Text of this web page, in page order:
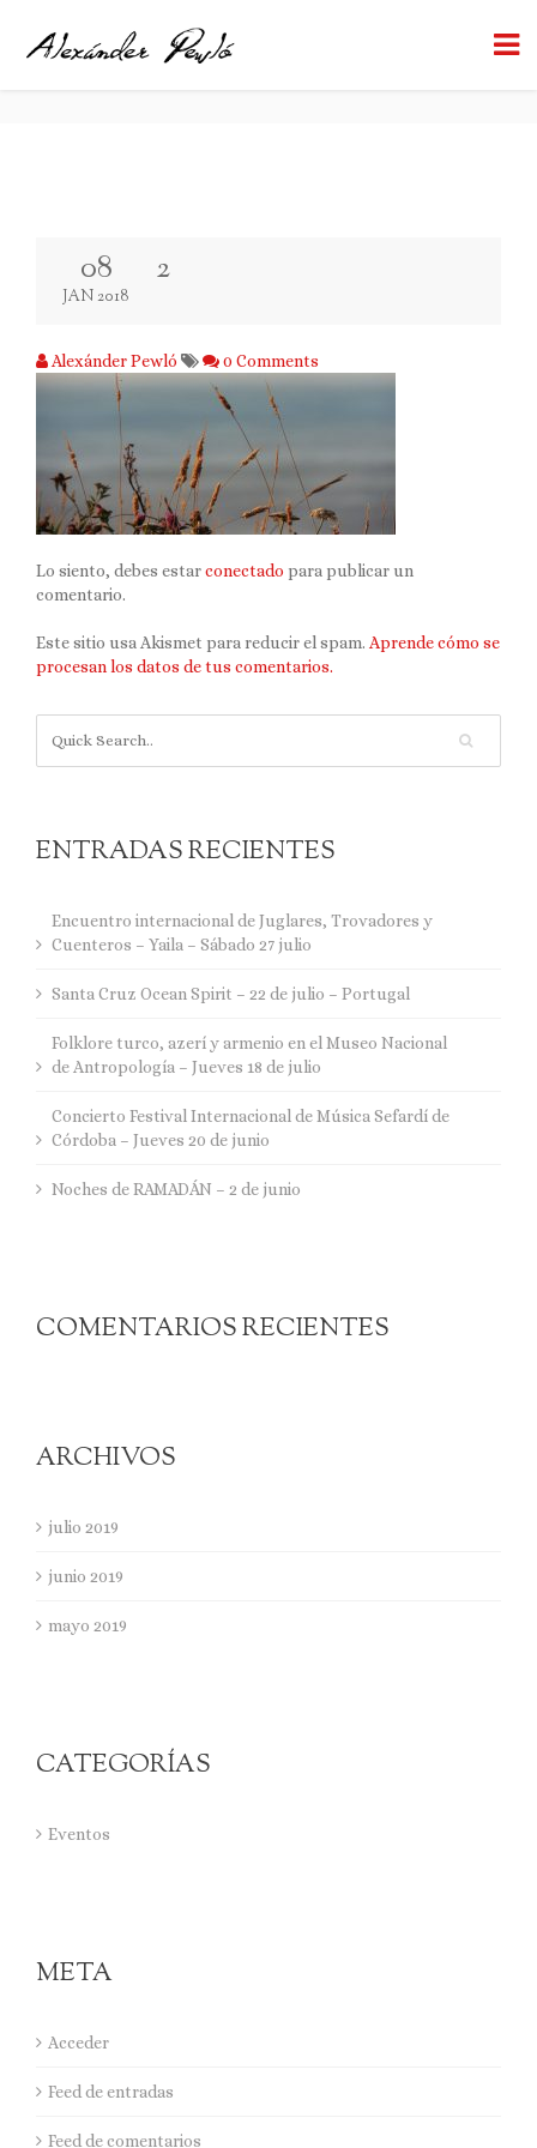
2 BACK TO BLOG
08
JAN 2018
2
Alexánder Pewló 0 Comments
Lo siento, debes estarconectado para publicar un
comentario.
Este sitio usa Akismet para reducir el spam. Aprende cómo se
procesan los datos de tus comentarios.
ENTRADAS RECIENTES
Encuentro internacional de Juglares, Trovadores y
Cuenteros – Yaila – Sábado 27 julio
Santa Cruz Ocean Spirit – 22 de julio – Portugal
Folklore turco, azerí y armenio en el Museo Nacional
de Antropología – Jueves 18 de julio
Concierto Festival Internacional de Música Sefardí de
Córdoba – Jueves 20 de junio
Noches de RAMADÁN – 2 de junio
COMENTARIOS RECIENTES
ARCHIVOS
julio 2019
junio 2019
mayo 2019
CATEGORÍAS
Eventos
META
Acceder
Feed de entradas
Feed de comentarios